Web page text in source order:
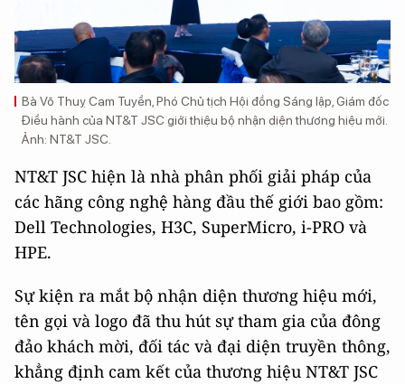
Bà Võ Thuỵ Cam Tuyền, Phó Chủ tịch Hội đồng Sáng lập, Giám đốc
Điều hành của NT&T JSC giới thiệu bộ nhận diện thương hiệu mới.
Ảnh: NT&T JSC.
NT&T JSC hiện là nhà phân phối giải pháp của
các hãng công nghệ hàng đầu thế giới bao gồm:
Dell Technologies, H3C, SuperMicro, i-PRO và
HPE.
Sự kiện ra mắt bộ nhận diện thương hiệu mới,
tên gọi và logo đã thu hút sự tham gia của đông
đảo khách mời, đối tác và đại diện truyền thông,
khẳng định cam kết của thương hiệu NT&T JSC